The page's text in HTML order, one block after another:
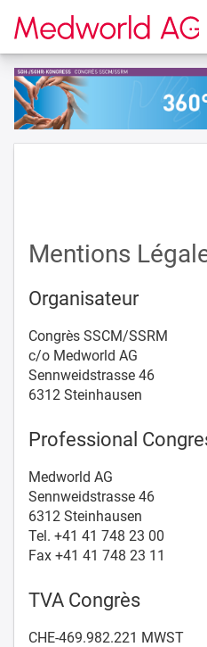
Vers la page d'accueil
Mentions
Organisateur
Congrès SSCM/SSRM
c/o Medworld AG
Sennweidstrasse 46
6312 Steinhausen
Professional
Medworld AG
Sennweidstrasse 46
6312 Steinhausen
Tel. +41 41 748 23 00
Fax +41 41 748 23 11
TVA Congrès
CHE-469.982.221 MWST